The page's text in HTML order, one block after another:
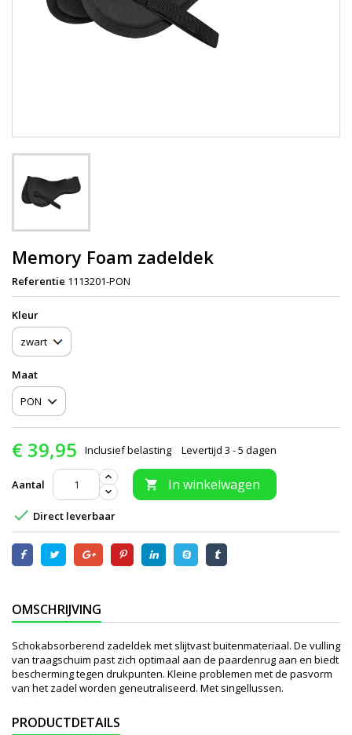
Memory Foam zadeldek
Referentie 1113201-PON
Kleur
Maat
€ 39,95 Inclusief belasting Levertijd 3 - 5 dagen
Aantal  In winkelwagen
 Direct leverbaar
OMSCHRIJVING
Schokabsorberend zadeldek met slijtvast buitenmateriaal. De vulling
van traagschuim past zich optimaal aan de paardenrug aan en biedt
bescherming tegen drukpunten. Kleine problemen met de pasvorm
van het zadel worden geneutraliseerd. Met singellussen.
PRODUCTDETAILS